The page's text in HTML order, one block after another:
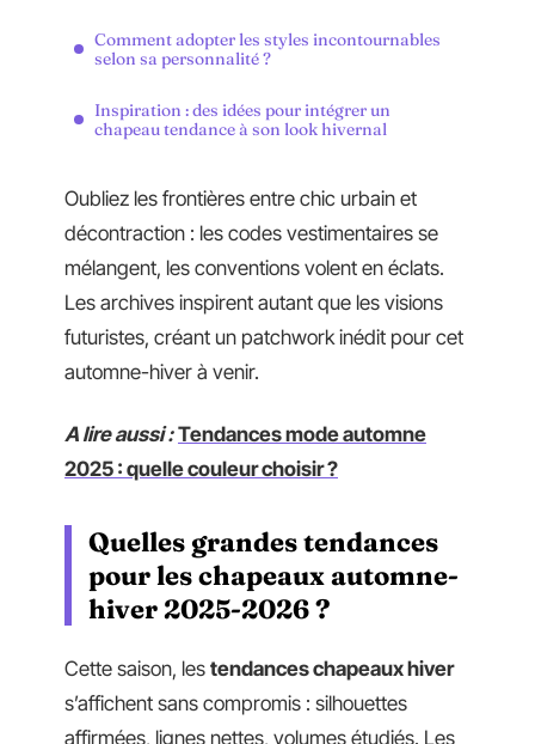
Comment adopter les styles incontournables
selon sa personnalité ?
Inspiration : des idées pour intégrer un
chapeau tendance à son look hivernal
Oubliez les frontières entre chic urbain et
décontraction : les codes vestimentaires se
mélangent, les conventions volent en éclats.
Les archives inspirent autant que les visions
futuristes, créant un patchwork inédit pour cet
automne-hiver à venir.
A lire aussi : Tendances mode automne
2025 : quelle couleur choisir ?
Quelles grandes tendances
pour les chapeaux automne-
hiver 2025-2026 ?
Cette saison, les tendances chapeaux hiver
s’affichent sans compromis : silhouettes
affirmées, lignes nettes, volumes étudiés. Les